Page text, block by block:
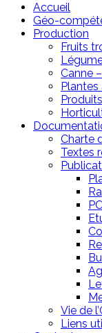
Accueil
Géo-
Production
Fruits
Canne
Charte
Textes
Vie de
Liens